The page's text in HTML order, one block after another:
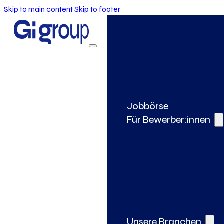
Skip to main contentSkip to footer
Jobbörse
Für Bewerber:innen